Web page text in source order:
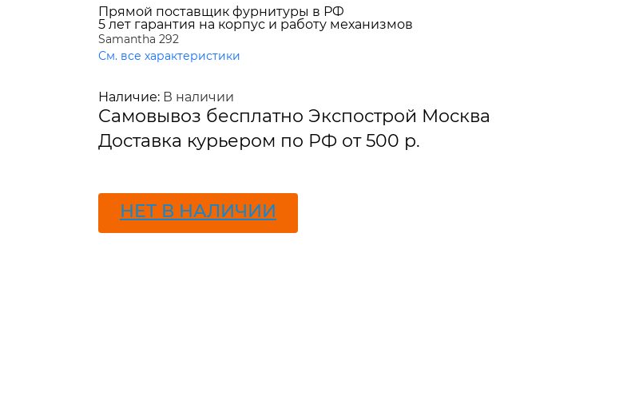
Прямой поставщик фурнитуры в РФ
5 лет гарантия на корпус и работу механизмов
Samantha 292
См. все характеристики
Наличие: В наличии
Самовывоз бесплатно Экспострой Москва
Доставка курьером по РФ от 500 р.
НЕТ В НАЛИЧИИ